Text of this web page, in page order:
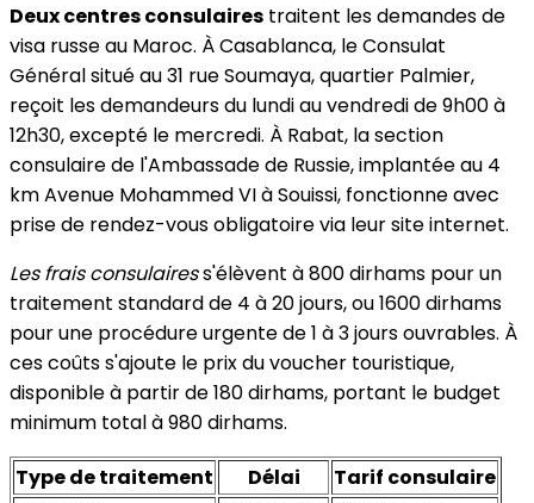
Deux centres consulaires traitent les demandes de
visa russe au Maroc. À Casablanca, le Consulat
Général situé au 31 rue Soumaya, quartier Palmier,
reçoit les demandeurs du lundi au vendredi de 9h00 à
12h30, excepté le mercredi. À Rabat, la section
consulaire de l'Ambassade de Russie, implantée au 4
km Avenue Mohammed VI à Souissi, fonctionne avec
prise de rendez-vous obligatoire via leur site internet.
Les frais consulairess'élèvent à 800 dirhams pour un
traitement standard de 4 à 20 jours, ou 1600 dirhams
pour une procédure urgente de 1 à 3 jours ouvrables. À
ces coûts s'ajoute le prix du voucher touristique,
disponible à partir de 180 dirhams, portant le budget
minimum total à 980 dirhams.
Type de traitement
Délai
Tarif consulaire